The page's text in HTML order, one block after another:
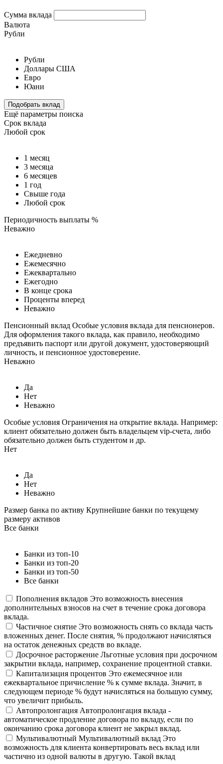
Сумма вклада
Валюта
Рубли
Рубли
Доллары США
Евро
Юани
Подобрать вклад
Ещё параметры поиска
Срок вклада
Любой срок
1 месяц
3 месяца
6 месяцев
1 год
Свыше года
Любой срок
Периодичность выплаты %
Неважно
Ежедневно
Ежемесячно
Ежеквартально
Ежегодно
В конце срока
Проценты вперед
Неважно
Пенсионный вклад Особые условия вклада для пенсионеров.
Для оформления такого вклада, как правило, необходимо
предъявить паспорт или другой документ, удостоверяющий
личность, и пенсионное удостоверение.
Неважно
Да
Нет
Неважно
Особые условия Ограничения на открытие вклада. Например:
клиент обязательно должен быть владельцем vip-счета, либо
обязательно должен быть студентом и др.
Нет
Да
Нет
Неважно
Размер банка по активу Крупнейшие банки по текущему
размеру активов
Все банки
Банки из топ-10
Банки из топ-20
Банки из топ-50
Все банки
Пополнения вкладов Это возможность внесения
дополнительных взносов на счет в течение срока договора
вклада.
Частичное снятие Это возможность снять со вклада часть
вложенных денег. После снятия, % продолжают начисляться
на остаток денежных средств во вкладе.
Досрочное расторжение Льготные условия при досрочном
закрытии вклада, например, сохранение процентной ставки.
Капитализация процентов Это ежемесячное или
ежеквартальное причисление % к сумме вклада. Значит, в
следующем периоде % будут начисляться на большую сумму,
что увеличит прибыль.
Автопролонгация Автопролонгация вклада -
автоматическое продление договора по вкладу, если по
окончанию срока договора клиент не закрыл вклад.
Мультивалютный Мультивалютный вклад Это
возможность для клиента конвертировать весь вклад или
частично из одной валюты в другую. Такой вклад